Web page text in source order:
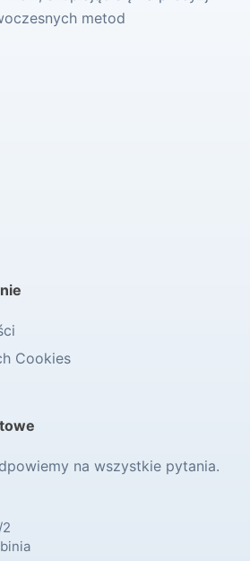
metod
Cookies
na wszystkie pytania.